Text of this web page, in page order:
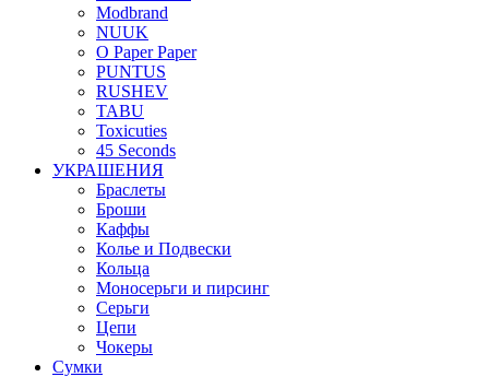
Modbrand
NUUK
O Paper Paper
PUNTUS
RUSHEV
TABU
Toxicuties
45 Seconds
УКРАШЕНИЯ
Браслеты
Броши
Каффы
Колье и Подвески
Кольца
Моносерьги и пирсинг
Серьги
Цепи
Чокеры
Сумки